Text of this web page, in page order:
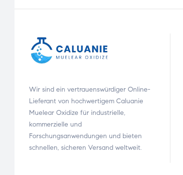
Wir sind ein vertrauenswürdiger Online-
Lieferant von hochwertigem Caluanie
Muelear Oxidize für industrielle,
kommerzielle und
Forschungsanwendungen und bieten
schnellen, sicheren Versand weltweit.